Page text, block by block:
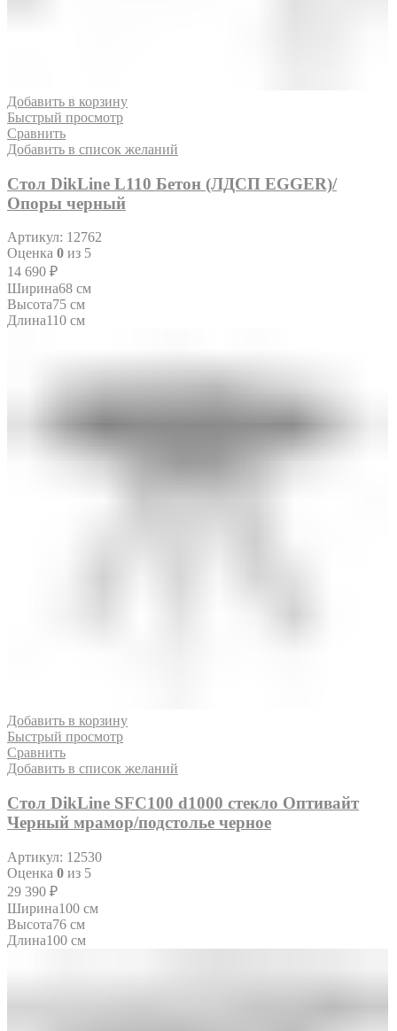
Добавить в корзину
Быстрый просмотр
Сравнить
Добавить в список желаний
Стол DikLine L110 Бетон (ЛДСП EGGER)/
Опоры черный
Артикул: 12762
Оценка 0 из 5
14 690 ₽
Ширина68 см
Высота75 см
Длина110 см
Добавить в корзину
Быстрый просмотр
Сравнить
Добавить в список желаний
Стол DikLine SFC100 d1000 стекло Оптивайт
Черный мрамор/подстолье черное
Артикул: 12530
Оценка 0 из 5
29 390 ₽
Ширина100 см
Высота76 см
Длина100 см